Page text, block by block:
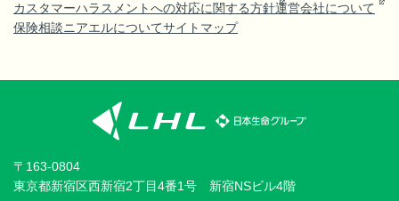
カスタマーハラスメントへの対応に関する方針運営会社について
保険相談ニアエルについてサイトマップ
〒163-0804
東京都新宿区西新宿2丁目4番1号 新宿NSビル4階